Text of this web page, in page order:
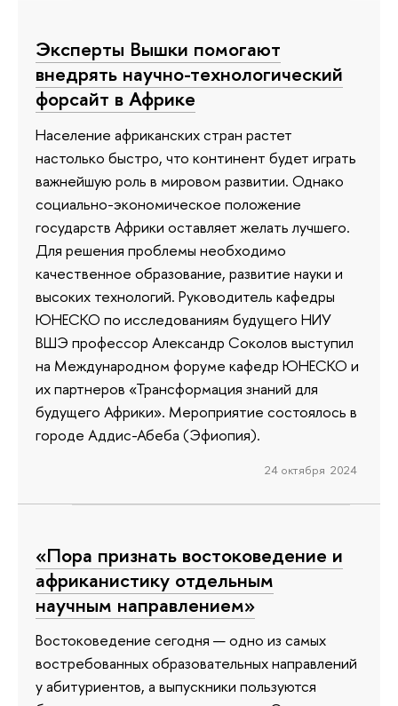
Эксперты Вышки помогают
внедрять научно-технологический
форсайт в Африке
Население африканских стран растет
настолько быстро, что континент будет играть
важнейшую роль в мировом развитии. Однако
социально-экономическое положение
государств Африки оставляет желать лучшего.
Для решения проблемы необходимо
качественное образование, развитие науки и
высоких технологий. Руководитель кафедры
ЮНЕСКО по исследованиям будущего НИУ
ВШЭ профессор Александр Соколов выступил
на Международном форуме кафедр ЮНЕСКО и
их партнеров «Трансформация знаний для
будущего Африки». Мероприятие состоялось в
городе Аддис-Абеба (Эфиопия).
24 октября 2024
«Пора признать востоковедение и
африканистику отдельным
научным направлением»
Востоковедение сегодня — одно из самых
востребованных образовательных направлений
у абитуриентов, а выпускники пользуются